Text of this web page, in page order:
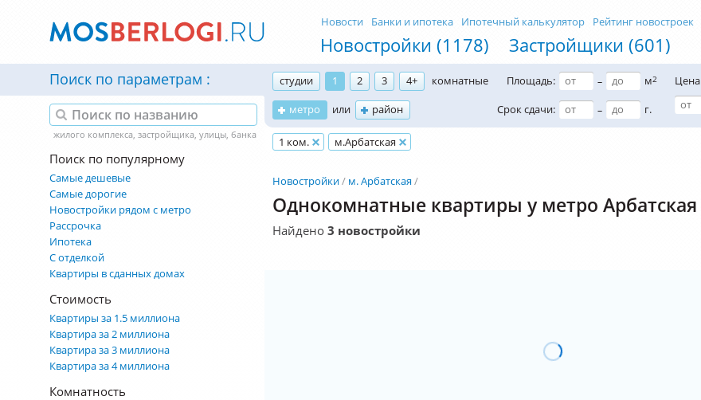
Новостройки (1178) Застройщики (601)
Новости Банки и ипотека Ипотечный калькулятор Рейтинг новостроек
Поиск по параметрам студии 1 2 3 4+
комнатные
метро
или район
Площадь: – м2
Срок сдачи: – г.
Цена
1 ком. м.Арбатская
Поиск по популярному
Самые дешевые
Самые дорогие
Новостройки рядом с метро
Рассрочка
Ипотека
С отделкой
Квартиры в сданных домах
Стоимость
Квартиры за 1.5 миллиона
Квартира за 2 миллиона
Квартира за 3 миллиона
Квартира за 4 миллиона
Комнатность
Новостройки м. Арбатская
Однокомнатные квартиры у метро Арбатская
Найдено 3 новостройки